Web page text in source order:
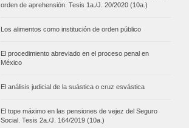
orden de aprehensión. Tesis 1a./J. 20/2020 (10a.)
Los alimentos como institución de orden público
El procedimiento abreviado en el proceso penal en
México
El análisis judicial de la suástica o cruz esvástica
El tope máximo en las pensiones de vejez del Seguro
Social. Tesis 2a./J. 164/2019 (10a.)